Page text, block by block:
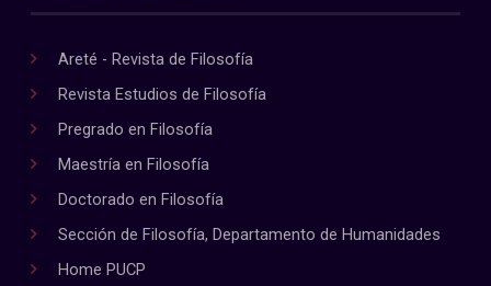
Areté - Revista de Filosofía
Revista Estudios de Filosofía
Pregrado en Filosofía
Maestría en Filosofía
Doctorado en Filosofía
Sección de Filosofía, Departamento de Humanidades
Home PUCP